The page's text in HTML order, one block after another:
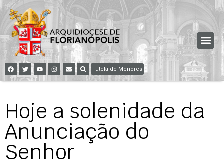
Tutela de Menores
Hoje a solenidade da
Anunciação do
Senhor